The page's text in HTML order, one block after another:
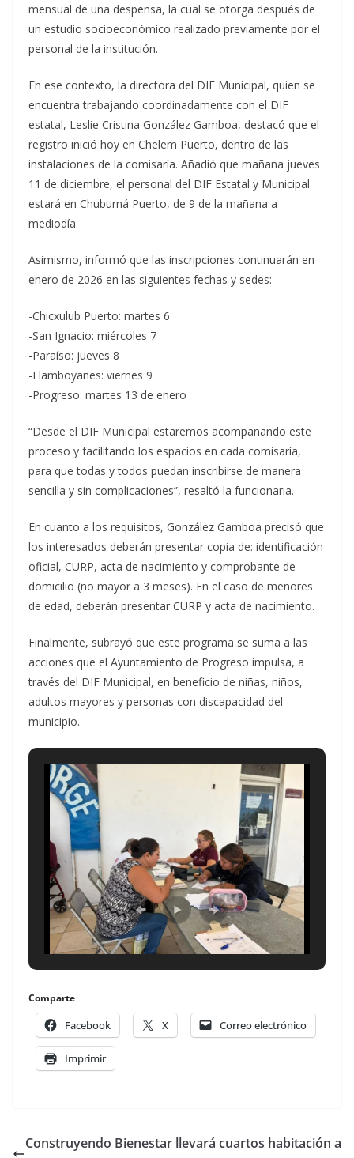
mensual de una despensa, la cual se otorga después de
un estudio socioeconómico realizado previamente por el
personal de la institución.
En ese contexto, la directora del DIF Municipal, quien se
encuentra trabajando coordinadamente con el DIF
estatal, Leslie Cristina González Gamboa, destacó que el
registro inició hoy en Chelem Puerto, dentro de las
instalaciones de la comisaría. Añadió que mañana jueves
11 de diciembre, el personal del DIF Estatal y Municipal
estará en Chuburná Puerto, de 9 de la mañana a
mediodía.
Asimismo, informó que las inscripciones continuarán en
enero de 2026 en las siguientes fechas y sedes:
-Chicxulub Puerto: martes 6
-San Ignacio: miércoles 7
-Paraíso: jueves 8
-Flamboyanes: viernes 9
-Progreso: martes 13 de enero
“Desde el DIF Municipal estaremos acompañando este
proceso y facilitando los espacios en cada comisaría,
para que todas y todos puedan inscribirse de manera
sencilla y sin complicaciones”, resaltó la funcionaria.
En cuanto a los requisitos, González Gamboa precisó que
los interesados deberán presentar copia de: identificación
oficial, CURP, acta de nacimiento y comprobante de
domicilio (no mayor a 3 meses). En el caso de menores
de edad, deberán presentar CURP y acta de nacimiento.
Finalmente, subrayó que este programa se suma a las
acciones que el Ayuntamiento de Progreso impulsa, a
través del DIF Municipal, en beneficio de niñas, niños,
adultos mayores y personas con discapacidad del
municipio.
Comparte
Facebook X Correo electrónico
Imprimir
Construyendo Bienestar llevará cuartos habitación a